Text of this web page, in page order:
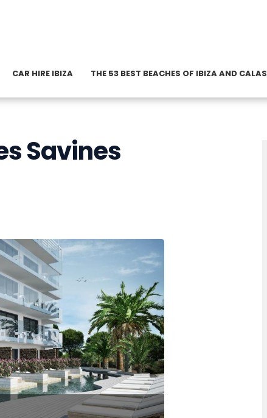
CAR HIRE IBIZA THE 53 BEST BEACHES OF IBIZA AND CALAS
Savines